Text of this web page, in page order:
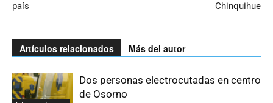
país
Chinquihue
Artículos relacionados Más del autor
Dos personas electrocutadas en centro
de Osorno